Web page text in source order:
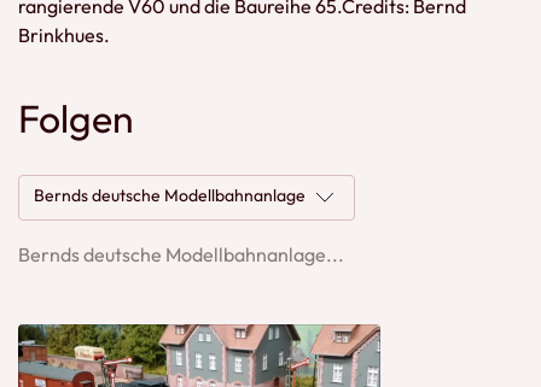
Folgen
Bernds deutsche Modellbahnanlage
Bernds deutsche Modellbahnanlage...
rangierende V60 und die Baureihe 65.Credits: Bernd
Brinkhues.